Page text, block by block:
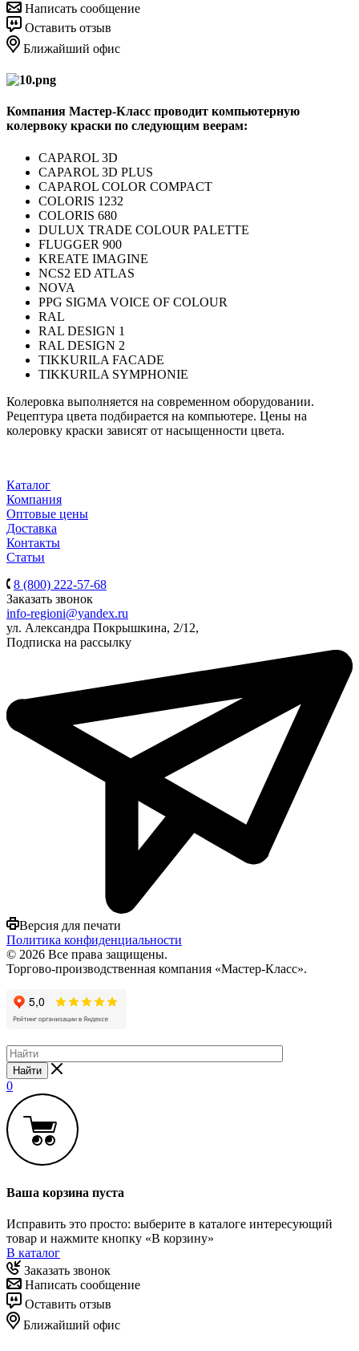
Написать сообщение
Оставить отзыв
Ближайший офис
Компания Мастер-Класс проводит компьютерную
колервоку краски по следующим веерам:
CAPAROL 3D
CAPAROL 3D PLUS
CAPAROL COLOR COMPACT
COLORIS 1232
COLORIS 680
DULUX TRADE COLOUR PALETTE
FLUGGER 900
KREATE IMAGINE
NCS2 ED ATLAS
NOVA
PPG SIGMA VOICE OF COLOUR
RAL
RAL DESIGN 1
RAL DESIGN 2
TIKKURILA FACADE
TIKKURILA SYMPHONIE
Колеровка выполняется на современном оборудовании.
Рецептура цвета подбирается на компьютере. Цены на
колеровку краски зависят от насыщенности цвета.
Каталог
Компания
Оптовые цены
Доставка
Контакты
Статьи
8 (800) 222-57-68
Заказать звонок
info-regioni@yandex.ru
ул. Александра Покрышкина, 2/12,
Подписка на рассылку
Версия для печати
Политика конфиденциальности
© 2026 Все права защищены.
Торгово-производственная компания «Мастер-Класс».
Найти
0
Ваша корзина пуста
Исправить это просто: выберите в каталоге интересующий
товар и нажмите кнопку «В корзину»
В каталог
Заказать звонок
Написать сообщение
Оставить отзыв
Ближайший офис